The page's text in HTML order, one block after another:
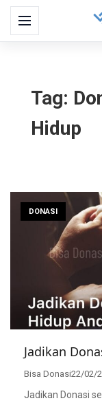
Menu
Tag:
Hidup
DONASI
Jadikan
Bisa Donasi22/02/
Jadikan Donasi